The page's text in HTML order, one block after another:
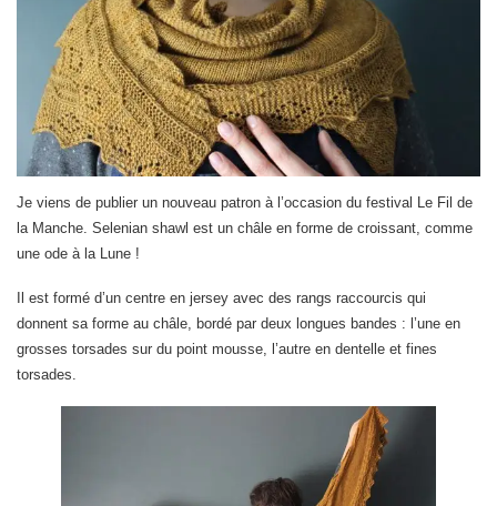
Je viens de publier un nouveau patron à l’occasion du festival Le Fil de
la Manche. Selenian shawl est un châle en forme de croissant, comme
une ode à la Lune !
Il est formé d’un centre en jersey avec des rangs raccourcis qui
donnent sa forme au châle, bordé par deux longues bandes : l’une en
grosses torsades sur du point mousse, l’autre en dentelle et fines
torsades.